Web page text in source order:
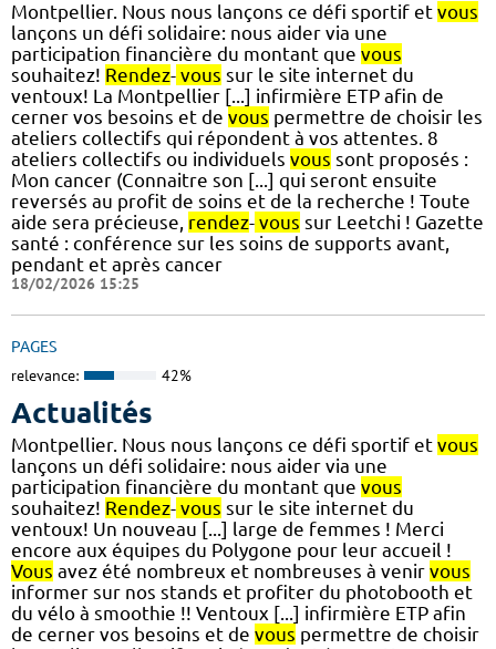
Montpellier. Nous nous lançons ce défi sportif et vous
lançons un défi solidaire: nous aider via une
participation financière du montant que vous
souhaitez! Rendez- vous sur le site internet du
ventoux! La Montpellier [...] infirmière ETP afin de
cerner vos besoins et de vous permettre de choisir les
ateliers collectifs qui répondent à vos attentes. 8
ateliers collectifs ou individuels vous sont proposés :
Mon cancer (Connaitre son [...] qui seront ensuite
reversés au profit de soins et de la recherche ! Toute
aide sera précieuse, rendez- vous sur Leetchi ! Gazette
santé : conférence sur les soins de supports avant,
pendant et après cancer
18/02/2026 15:25
PAGES
relevance: 42%
Actualités
Montpellier. Nous nous lançons ce défi sportif et vous
lançons un défi solidaire: nous aider via une
participation financière du montant que vous
souhaitez! Rendez- vous sur le site internet du
ventoux! Un nouveau [...] large de femmes ! Merci
encore aux équipes du Polygone pour leur accueil !
Vous avez été nombreux et nombreuses à venir vous
informer sur nos stands et profiter du photobooth et
du vélo à smoothie !! Ventoux [...] infirmière ETP afin
de cerner vos besoins et de vous permettre de choisir